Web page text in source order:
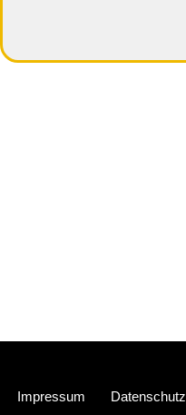
Impressum Datenschutz